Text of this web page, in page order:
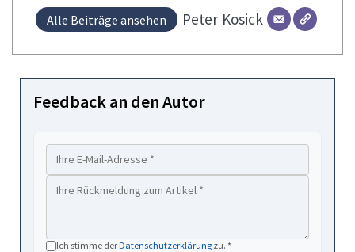
Alle Beiträge ansehen Peter Kosick
Feedback an den Autor
Ich stimme derDatenschutzerklärung zu. *